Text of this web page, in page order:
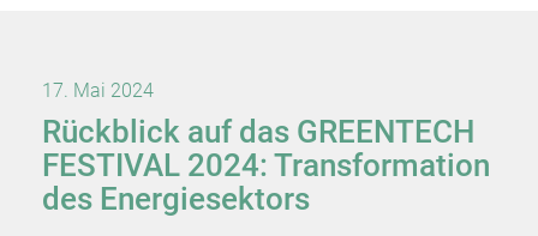
17. Mai 2024
Rückblick auf das GREENTECH
FESTIVAL 2024: Transformation
des Energiesektors